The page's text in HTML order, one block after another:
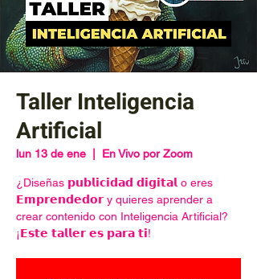
Taller Inteligencia
Artificial
lun 13 de ene
  |
En Vivo por Zoom
¿Diseñas 𝗽𝘂𝗯𝗹𝗶𝗰𝗶𝗱𝗮𝗱 𝗱𝗶𝗴𝗶𝘁𝗮𝗹 o eres
𝗘𝗺𝗽𝗿𝗲𝗻𝗱𝗲𝗱𝗼𝗿 y quieres aprender a
crear contenido con Inteligencia Artificial?
¡𝗘𝘀𝘁𝗲 𝘁𝗮𝗹𝗹𝗲𝗿 𝗲𝘀 𝗽𝗮𝗿𝗮 𝘁𝗶!